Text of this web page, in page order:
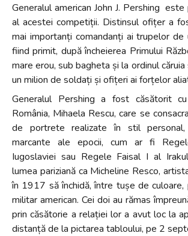
​Generalul american John J. Pershing
al acestei competiții. Distinsul ofițer a
mai importanți comandanți ai trupelor de
fiind primit, după încheierea Primului
mare erou, sub bagheta și la ordinul
un milion de soldați și ofițeri ai forțelor
Generalul Pershing a fost căsătorit
România, Mihaela Rescu, care se
de portrete realizate în stil
marcante ale epocii, cum ar fi
Iugoslaviei sau Regele Faisal I al
lumea pariziană ca Micheline Resco,
în 1917 să închidă, între tușe de
militar american. Cei doi au rămas
prin căsătorie a relației lor a avut loc la
distanță de la pictarea tabloului, pe 2